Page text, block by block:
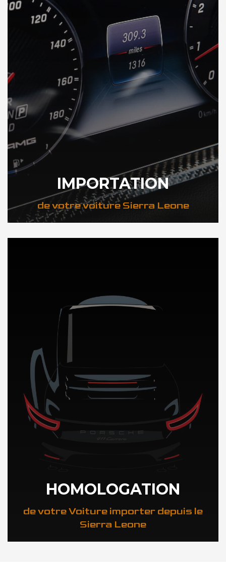
IMPORTATION
de votre voiture Sierra Leone
DÉCOUVREZ NOTRE IMPORTATION AUTO au Sierra Leone
HOMOLOGATION
de votre Voiture importer depuis le
Sierra Leone